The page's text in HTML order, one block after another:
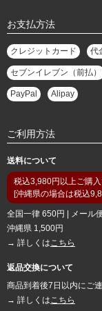
お支払方法
クレジットカード 代
セブンイレブン（前払）
PayPal Alipay
ご利用方法
送料について
税込3,980円以上ご購
[沖縄県の場合は税込
全国一律 650円 | メール
沖縄県 1,500円
→ 詳しくは こちら
返品交換について
商品到着後7日以内にご連
→ 詳しくは こちら